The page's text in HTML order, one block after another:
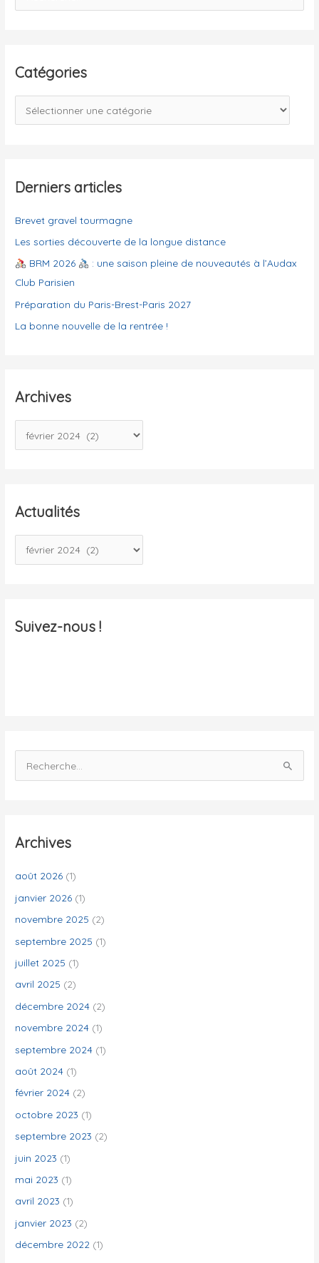
e
e
h
Catégories
a
g
r
i
e
s
Derniers articles
Brevet gravel tourmagne
Les sorties découverte de la longue distance
BRM 2026
: une saison pleine de nouveautés à l’Audax
Club Parisien
Préparation du Paris-Brest-Paris 2027
La bonne nouvelle de la rentrée !
Archives
r
s
Actualités
c
a
Suivez-nous !
e
e
c
h
:
Archives
août 2026 (1)
janvier 2026 (1)
novembre 2025 (2)
septembre 2025 (1)
juillet 2025 (1)
avril 2025 (2)
décembre 2024 (2)
novembre 2024 (1)
septembre 2024 (1)
août 2024 (1)
février 2024 (2)
octobre 2023 (1)
septembre 2023 (2)
juin 2023 (1)
mai 2023 (1)
avril 2023 (1)
janvier 2023 (2)
décembre 2022 (1)